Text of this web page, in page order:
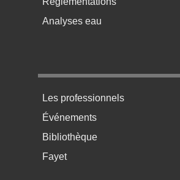
Analyses eau
Menu pratique bas de page
Les professionnels
Événements
Bibliothèque
Fayet